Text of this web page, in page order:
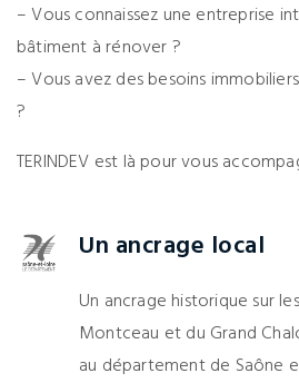
– Vous connaissez une entreprise
bâtiment à rénover ?
– Vous avez des besoins
?
TERINDEV est là pour vous
Un ancrage local
Un ancrage historique sur
Montceau et du Grand
au département de Saône